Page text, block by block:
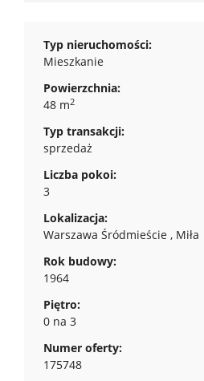
Typ nieruchomości:
Mieszkanie
Powierzchnia:
48 m2
Typ transakcji:
sprzedaż
Liczba pokoi:
3
Lokalizacja:
Warszawa Śródmieście , Miła
Rok budowy:
1964
Piętro:
0 na 3
Numer oferty:
175748